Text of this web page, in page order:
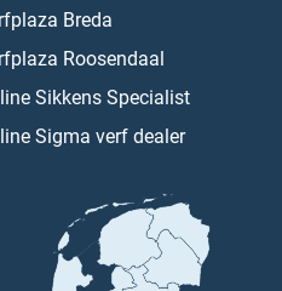
Breda
Roosendaal
Sikkens Specialist
Sigma verf dealer